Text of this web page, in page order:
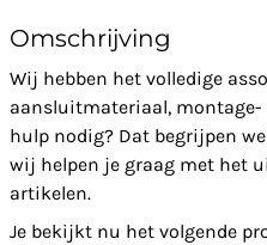
Omschrijving
Wij hebben het volledige
aansluitmateriaal, montage-
hulp nodig? Dat begrijpen
wij helpen je graag met het
artikelen.
Je bekijkt nu het volgende